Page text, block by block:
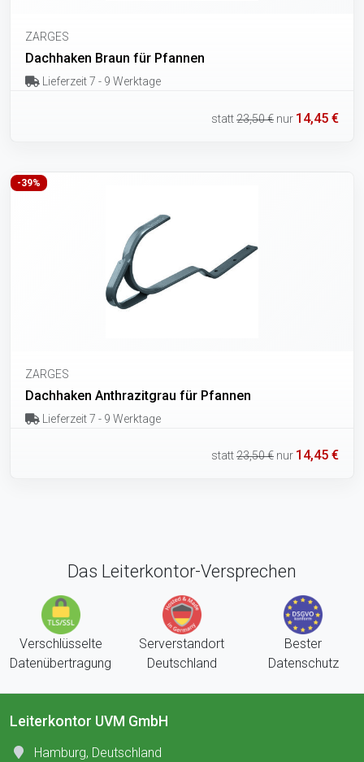
ZARGES
Dachhaken Braun für Pfannen
Lieferzeit 7 - 9 Werktage
statt23,50 € nur 14,45 €
-39%
ZARGES
Dachhaken Anthrazitgrau für Pfannen
Lieferzeit 7 - 9 Werktage
statt23,50 € nur 14,45 €
Das Leiterkontor-Versprechen
Verschlüsselte
Datenübertragung
Serverstandort
Deutschland
Bester
Datenschutz
Leiterkontor UVM GmbH
Hamburg, Deutschland